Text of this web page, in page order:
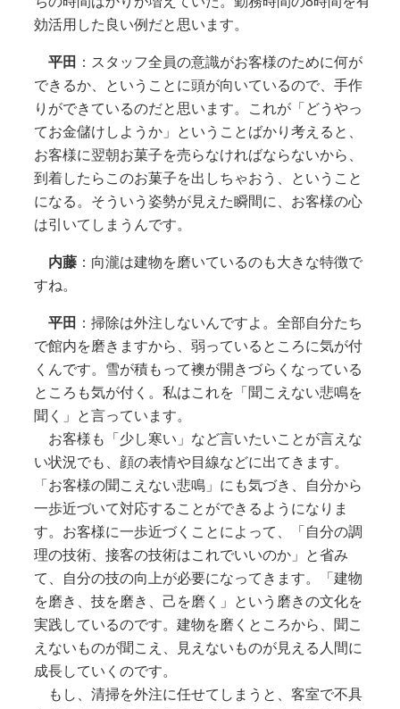
効活用した良い例だと思います。
平田 ：スタッフ全員の意識がお客様のために何が
できるか、ということに頭が向いているので、手作
りができているのだと思います。これが「どうやっ
てお金儲けしようか」ということばかり考えると、
お客様に翌朝お菓子を売らなければならないから、
到着したらこのお菓子を出しちゃおう、ということ
になる。そういう姿勢が見えた瞬間に、お客様の心
は引いてしまうんです。
内藤：向瀧は建物を磨いているのも大きな特徴で
すね。
平田 ：掃除は外注しないんですよ。全部自分たち
で館内を磨きますから、弱っているところに気が付
くんです。雪が積もって襖が開きづらくなっている
ところも気が付く。私はこれを「聞こえない悲鳴を
聞く」と言っています。
お客様も「少し寒い」など言いたいことが言えな
い状況でも、顔の表情や目線などに出てきます。
「お客様の聞こえない悲鳴」にも気づき、自分から
一歩近づいて対応することができるようになりま
す。お客様に一歩近づくことによって、「自分の調
理の技術、接客の技術はこれでいいのか」と省み
て、自分の技の向上が必要になってきます。「建物
を磨き、技を磨き、己を磨く」という磨きの文化を
実践しているのです。建物を磨くところから、聞こ
えないものが聞こえ、見えないものが見える人間に
成長していくのです。
もし、清掃を外注に任せてしまうと、客室で不具